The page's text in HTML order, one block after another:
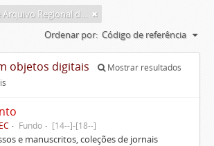
Biblioteca Pública e Arquivo Regional de Ponta Delgada
Ordenar por: Código de referência
objetos digitais
Mostrar resultados
Fundo [14--]-[18--]
e manuscritos, coleções de jornais